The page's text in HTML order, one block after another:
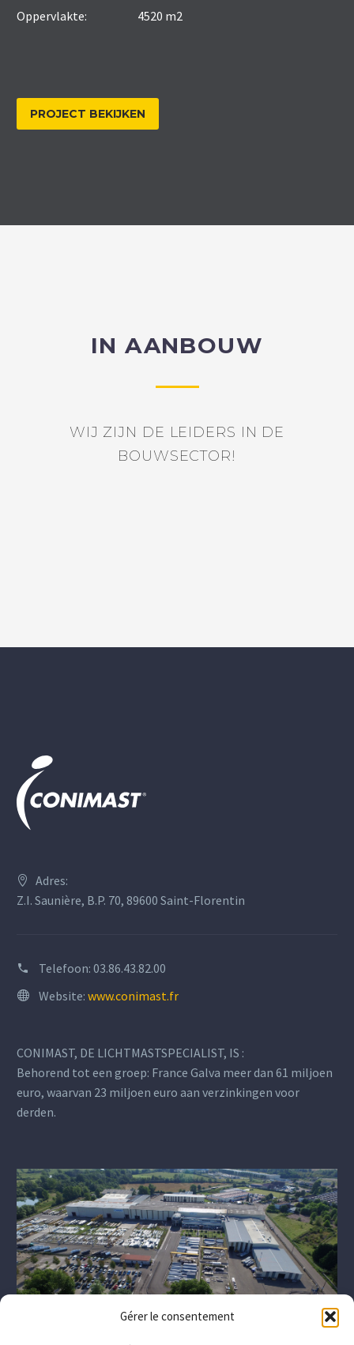
Gérer le consentement
Oppervlakte: 4520 m2
PROJECT BEKIJKEN
IN AANBOUW
WIJ ZIJN DE LEIDERS IN DE
BOUWSECTOR!
Adres:
Z.I. Saunière, B.P. 70, 89600 Saint-Florentin
Telefoon: 03.86.43.82.00
Website: www.conimast.fr
CONIMAST, DE LICHTMASTSPECIALIST, IS :
Behorend tot een groep: France Galva meer dan 61 miljoen
euro, waarvan 23 miljoen euro aan verzinkingen voor
derden.